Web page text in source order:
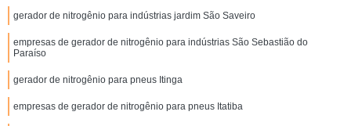
gerador de nitrogênio para indústrias jardim São Saveiro
empresas de gerador de nitrogênio para indústrias São Sebastião do
Paraíso
gerador de nitrogênio para pneus Itinga
empresas de gerador de nitrogênio para pneus Itatiba